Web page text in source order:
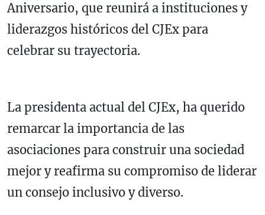
Aniversario, que reunirá a instituciones y
liderazgos históricos del CJEx para
celebrar su trayectoria.
La presidenta actual del CJEx, ha querido
remarcar la importancia de las
asociaciones para construir una sociedad
mejor y reafirma su compromiso de liderar
un consejo inclusivo y diverso.